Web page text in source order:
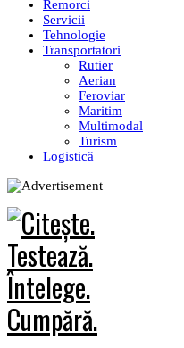
Remorci
Servicii
Tehnologie
Transportatori
Rutier
Aerian
Feroviar
Maritim
Multimodal
Turism
Logistică